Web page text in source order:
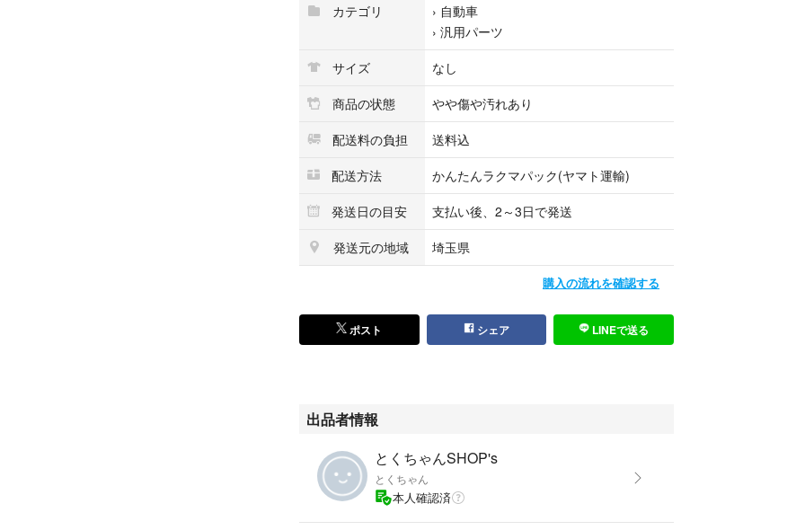
カテゴリ
› 自動車
› 汎用パーツ
サイズ
なし
商品の状態
やや傷や汚れあり
配送料の負担
送料込
配送方法
かんたんラクマパック(ヤマト運輸)
発送日の目安
支払い後、2～3日で発送
発送元の地域
埼玉県
購入の流れを確認する
ポスト シェア LINEで送る
出品者情報
とくちゃんSHOP's
とくちゃん
本人確認済